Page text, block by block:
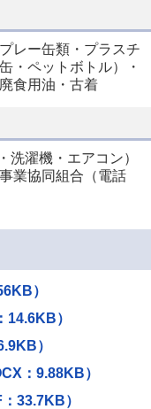
レー缶類・プラスチ
・ペットボトル）・
食用油・古着
洗濯機・エアコン）
業協同組合（電話
）
）
）
：9.88KB）
33.7KB）